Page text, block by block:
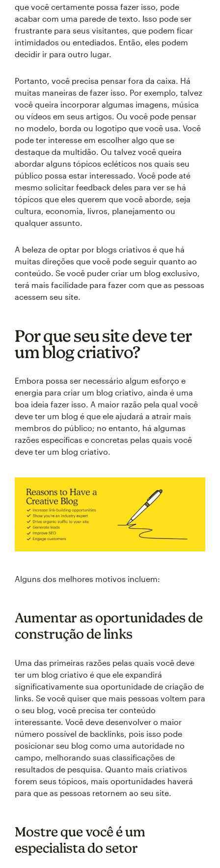
que você certamente possa fazer isso, pode
acabar com uma parede de texto. Isso pode ser
frustrante para seus visitantes, que podem ficar
intimidados ou entediados. Então, eles podem
decidir ir para outro lugar.
Portanto, você precisa pensar fora da caixa. Há
muitas maneiras de fazer isso. Por exemplo, talvez
você queira incorporar algumas imagens, música
ou vídeos em seus artigos. Ou você pode pensar
no modelo, borda ou logotipo que você usa. Você
pode ter interesse em escolher algo que se
destaque da multidão. Ou talvez você queira
abordar alguns tópicos ecléticos nos quais seu
público possa estar interessado. Você pode até
mesmo solicitar feedback deles para ver se há
tópicos que eles querem que você aborde, seja
cultura, economia, livros, planejamento ou
qualquer assunto.
A beleza de optar por blogs criativos é que há
muitas direções que você pode seguir quanto ao
conteúdo. Se você puder criar um blog exclusivo,
terá mais facilidade para fazer com que as pessoas
acessem seu site.
Por que seu site deve ter
um blog criativo?
Embora possa ser necessário algum esforço e
energia para criar um blog criativo, ainda é uma
boa ideia fazer isso. A maior razão pela qual você
deve ter um blog é que ele ajudará a atrair mais
membros do público; no entanto, há algumas
razões específicas e concretas pelas quais você
deve ter um blog criativo.
Alguns dos melhores motivos incluem:
Aumentar as oportunidades de
construção de links
Uma das primeiras razões pelas quais você deve
ter um blog criativo é que ele expandirá
significativamente sua oportunidade de criação de
links. Se você quiser que mais pessoas voltem para
o seu blog, você precisa ter conteúdo
interessante. Você deve desenvolver o maior
número possível de backlinks, pois isso pode
posicionar seu blog como uma autoridade no
campo, melhorando suas classificações de
resultados de pesquisa. Quanto mais criativos
forem seus tópicos, mais oportunidades haverá
para que as pessoas retornem ao seu site.
Mostre que você é um
especialista do setor